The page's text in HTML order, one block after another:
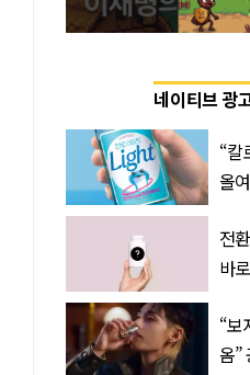
네이티브 광
“칼
올
전
바
“보
옴”